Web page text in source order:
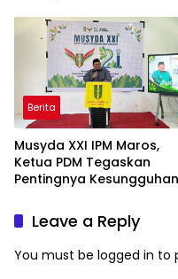
Taiwan
Berita
Musyda XXI IPM Maros,
Ketua PDM Tegaskan
Pentingnya Kesungguhan
Leave a Reply
You must be logged in to